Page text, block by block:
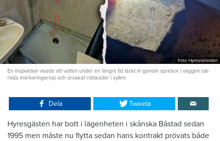
Foto: Hyresnämnden
En inspektion visade att vatten under en längre tid läckt in genom sprickor i väggen (de
röda markeringarna) och orsakat rötskador i syllen.
Dela Tweeta
Hyresgästen har bott i lägenheten i skånska Båstad sedan
1995 men måste nu flytta sedan hans kontrakt prövats både